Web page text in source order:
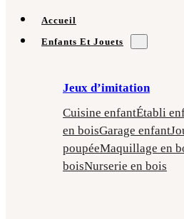
Accueil
Enfants Et Jouets
Jeux d’imitation
Cuisine enfantÉtabli
en boisGarage enfant
poupéeMaquillage en
boisNurserie en bois